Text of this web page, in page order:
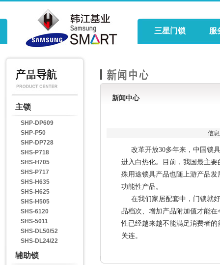
三星门锁 服
主锁
SHP-DP609
SHP-P50
SHP-DP728
SHS-P718
SHS-H705
SHS-P717
SHS-H635
SHS-H625
SHS-H505
SHS-6120
SHS-5011
SHS-DL50/52
SHS-DL24/22
辅助锁
新闻中心
信
改革开放30多年来，中国锁具
进入白热化。目前，我国最主要
殊用途锁具产品也随上游产品
功能性产品。
在我们家居配套中，门锁就好
品档次、增加产品附加值才能
性已经越来越不能满足消费者
关连。